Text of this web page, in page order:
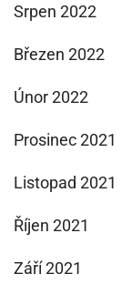
Srpen 2022
Březen 2022
Únor 2022
Prosinec 2021
Listopad 2021
Říjen 2021
Září 2021